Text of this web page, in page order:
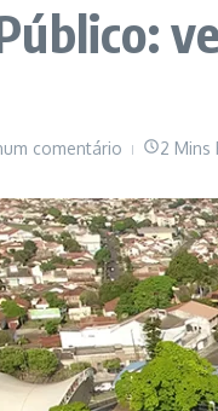
comentário 2 Mins